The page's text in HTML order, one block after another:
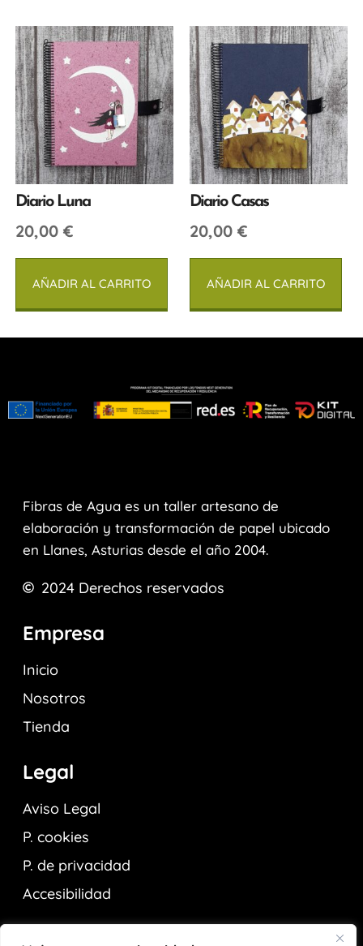
Diario Luna
20,00 €
AÑADIR AL CARRITO
Diario Casas
20,00 €
AÑADIR AL CARRITO
Fibras de Agua es un taller artesano de
elaboración y transformación de papel ubicado
en Llanes, Asturias desde el año 2004.
2024 Derechos reservados
Empresa
Inicio
Nosotros
Tienda
Legal
Aviso Legal
P. cookies
P. de privacidad
Accesibilidad
Contactar